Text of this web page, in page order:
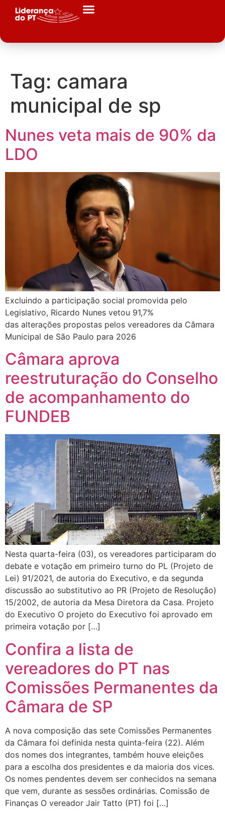
Tag: camara
municipal de sp
Nunes veta mais de 90% da
LDO
Excluindo a participação social promovida pelo
Legislativo, Ricardo Nunes vetou 91,7%
das alterações propostas pelos vereadores da Câmara
Municipal de São Paulo para 2026
Câmara aprova
reestruturação do Conselho
de acompanhamento do
FUNDEB
Nesta quarta-feira (03), os vereadores participaram do
debate e votação em primeiro turno do PL (Projeto de
Lei) 91/2021, de autoria do Executivo, e da segunda
discussão ao substitutivo ao PR (Projeto de Resolução)
15/2002, de autoria da Mesa Diretora da Casa. Projeto
do Executivo O projeto do Executivo foi aprovado em
primeira votação por […]
Confira a lista de
vereadores do PT nas
Comissões Permanentes da
Câmara de SP
A nova composição das sete Comissões Permanentes
da Câmara foi definida nesta quinta-feira (22). Além
dos nomes dos integrantes, também houve eleições
para a escolha dos presidentes e da maioria dos vices.
Os nomes pendentes devem ser conhecidos na semana
que vem, durante as sessões ordinárias. Comissão de
Finanças O vereador Jair Tatto (PT) foi […]